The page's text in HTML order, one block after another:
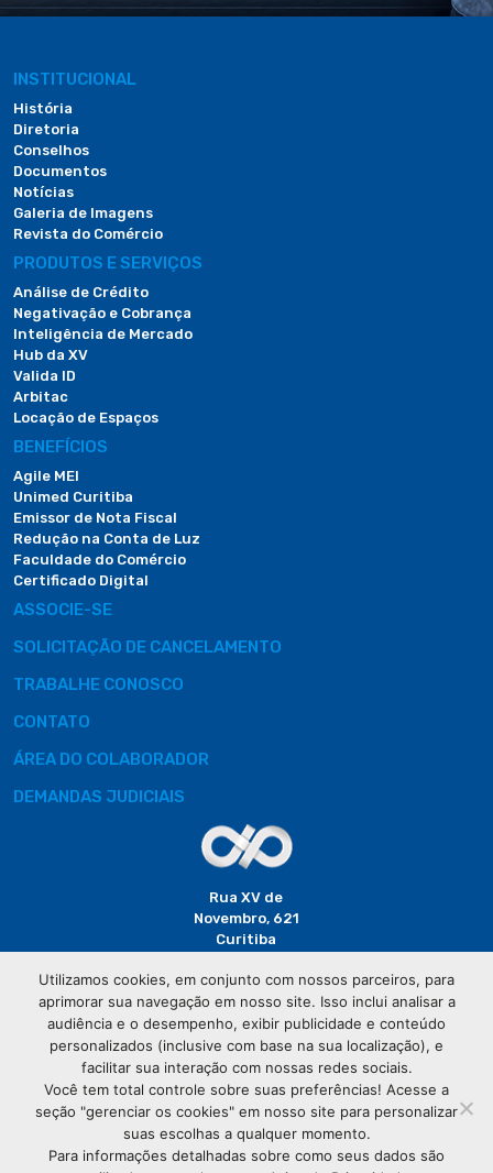
INSTITUCIONAL
História
Diretoria
Conselhos
Documentos
Notícias
Galeria de Imagens
Revista do Comércio
PRODUTOS E SERVIÇOS
Análise de Crédito
Negativação e Cobrança
Inteligência de Mercado
Hub da XV
Valida ID
Arbitac
Locação de Espaços
BENEFÍCIOS
Agile MEI
Unimed Curitiba
Emissor de Nota Fiscal
Redução na Conta de Luz
Faculdade do Comércio
Certificado Digital
ASSOCIE-SE
SOLICITAÇÃO DE CANCELAMENTO
TRABALHE CONOSCO
CONTATO
ÁREA DO COLABORADOR
DEMANDAS JUDICIAIS
Rua XV de
Novembro, 621
Curitiba
(41) 3320-
2929
Utilizamos cookies, em conjunto com nossos parceiros, para
aprimorar sua navegação em nosso site. Isso inclui analisar a
audiência e o desempenho, exibir publicidade e conteúdo
personalizados (inclusive com base na sua localização), e
facilitar sua interação com nossas redes sociais.
Você tem total controle sobre suas preferências! Acesse a
seção "gerenciar os cookies" em nosso site para personalizar
suas escolhas a qualquer momento.
Para informações detalhadas sobre como seus dados são